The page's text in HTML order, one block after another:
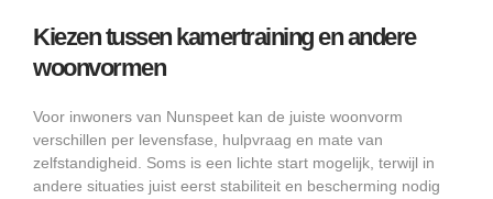
Kiezen tussen kamertraining en andere
woonvormen
Voor inwoners van Nunspeet kan de juiste woonvorm
verschillen per levensfase, hulpvraag en mate van
zelfstandigheid. Soms is een lichte start mogelijk, terwijl in
andere situaties juist eerst stabiliteit en bescherming nodig